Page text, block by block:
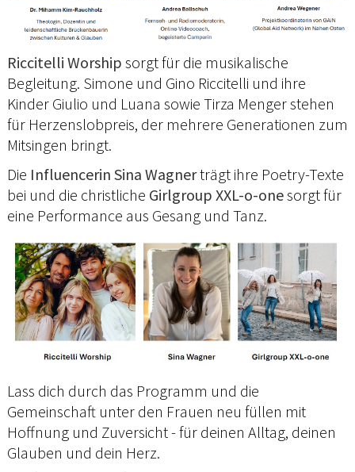
Riccitelli Worship sorgt für die musikalische
Begleitung. Simone und Gino Riccitelli und ihre
Kinder Giulio und Luana sowie Tirza Menger stehen
für Herzenslobpreis, der mehrere Generationen zum
Mitsingen bringt.
Die Influencerin Sina Wagnerträgt ihre Poetry-Texte
bei und die christliche Girlgroup XXL-o-onesorgt für
eine Performance aus Gesang und Tanz.
Lass dich durch das Programm und die
Gemeinschaft unter den Frauen neu füllen mit
Hoffnung und Zuversicht - für deinen Alltag, deinen
Glauben und dein Herz.